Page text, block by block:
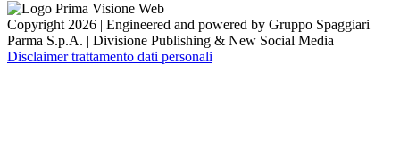
Copyright 2026 | Engineered and powered by Gruppo Spaggiari
Parma S.p.A. | Divisione Publishing & New Social Media
Disclaimer trattamento dati personali